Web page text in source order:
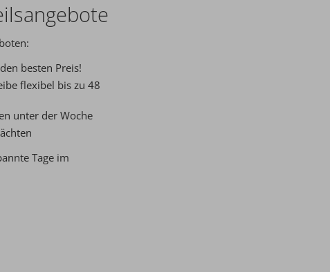
besten Preis!
flexibel bis zu 48
unter der Woche
Tage im